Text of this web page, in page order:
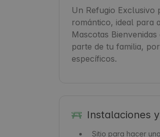
Un Refugio Exclusivo
romántico, ideal para
Mascotas
parte de tu familia,
específicos.
Instalaciones
Sitio para hacer